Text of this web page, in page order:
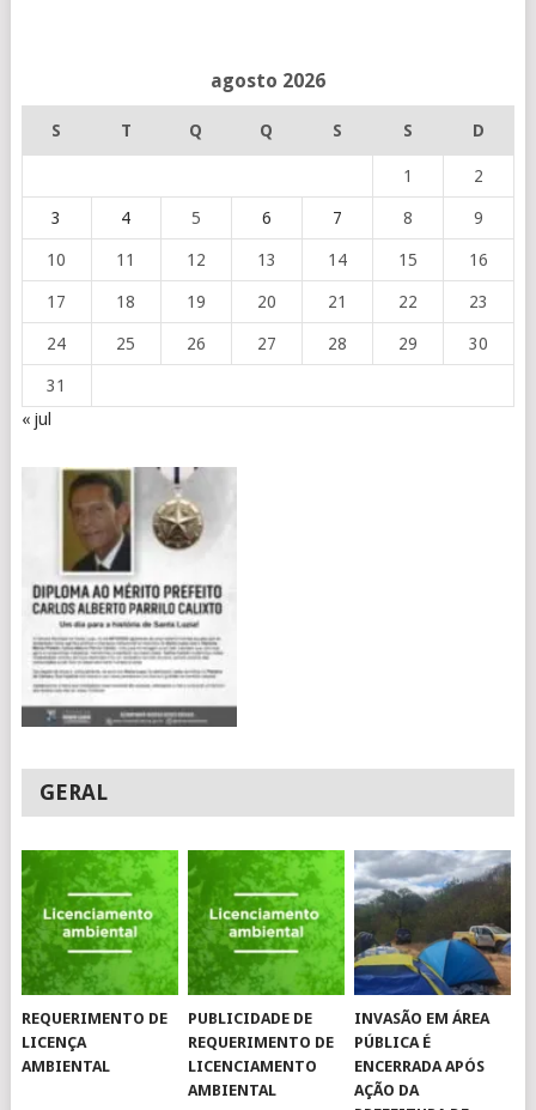
agosto 2026
S T Q Q S S D
1 2
3 4 5 6 7 8 9
10 11 12 13 14 15 16
17 18 19 20 21 22 23
24 25 26 27 28 29 30
31
« jul
GERAL
REQUERIMENTO DE
LICENÇA
AMBIENTAL
PUBLICIDADE DE
REQUERIMENTO DE
LICENCIAMENTO
AMBIENTAL
INVASÃO EM ÁREA
PÚBLICA É
ENCERRADA APÓS
AÇÃO DA